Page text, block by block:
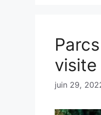
visite
juin 29,